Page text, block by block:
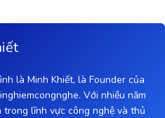
là Minh Khiết, là Founder của
Với nhiều năm
trong lĩnh vực công nghệ và thủ